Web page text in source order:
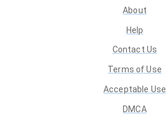
About
Help
Contact Us
Terms of Use
Acceptable Use
DMCA